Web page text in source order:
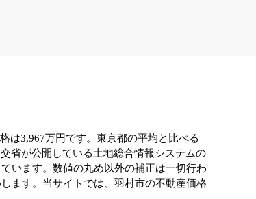
は3,967万円です。東京都の平均と比べる
省が公開している土地総合情報システムの
います。数値の丸め以外の補正は一切行わ
ます。当サイトでは、羽村市の不動産価格